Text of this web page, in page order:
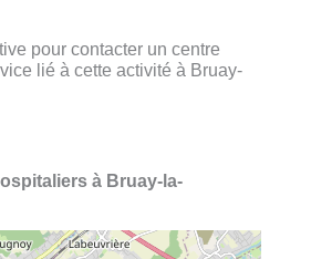
pour contacter un centre
lié à cette activité à Bruay-
à Bruay-la-